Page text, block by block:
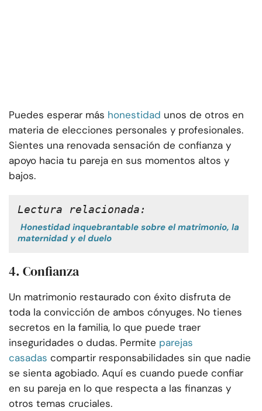
Puedes esperar más honestidad unos de otros en
materia de elecciones personales y profesionales.
Sientes una renovada sensación de confianza y
apoyo hacia tu pareja en sus momentos altos y
bajos.
Lectura relacionada:
Honestidad inquebrantable sobre el matrimonio, la
maternidad y el duelo
4. Confianza
Un matrimonio restaurado con éxito disfruta de
toda la convicción de ambos cónyuges. No tienes
secretos en la familia, lo que puede traer
inseguridades o dudas. Permite parejas
casadas compartir responsabilidades sin que nadie
se sienta agobiado. Aquí es cuando puede confiar
en su pareja en lo que respecta a las finanzas y
otros temas cruciales.